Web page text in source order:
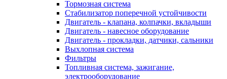
Тормозная система
Стабилизатор поперечной устойчивости
Двигатель - клапана, колпачки, вкладыши
Двигатель - навесное оборудование
Двигатель - прокладки, датчики, сальники
Выхлопная система
Фильтры
Топливная система, зажигание,
электрооборудование